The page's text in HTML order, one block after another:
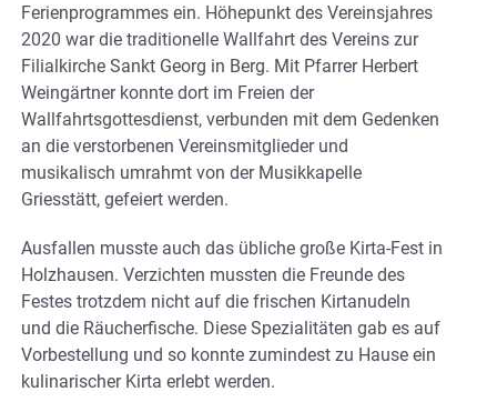
Ferienprogrammes ein. Höhepunkt des Vereinsjahres
2020 war die traditionelle Wallfahrt des Vereins zur
Filialkirche Sankt Georg in Berg. Mit Pfarrer Herbert
Weingärtner konnte dort im Freien der
Wallfahrtsgottesdienst, verbunden mit dem Gedenken
an die verstorbenen Vereinsmitglieder und
musikalisch umrahmt von der Musikkapelle
Griesstätt, gefeiert werden.
Ausfallen musste auch das übliche große Kirta-Fest in
Holzhausen. Verzichten mussten die Freunde des
Festes trotzdem nicht auf die frischen Kirtanudeln
und die Räucherfische. Diese Spezialitäten gab es auf
Vorbestellung und so konnte zumindest zu Hause ein
kulinarischer Kirta erlebt werden.